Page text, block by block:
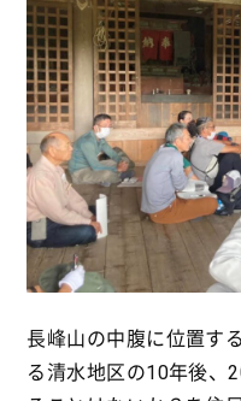
長峰山の中腹に位置す
る清水地区の10年後、